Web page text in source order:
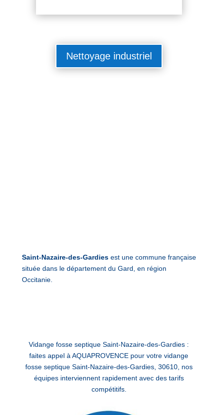
Nettoyage industriel
Saint-Nazaire-des-Gardiesest une commune française
située dans le département du Gard, en région
Occitanie.
Vidange fosse septique Saint-Nazaire-des-Gardies :
faites appel à AQUAPROVENCE pour votre vidange
fosse septique Saint-Nazaire-des-Gardies, 30610, nos
équipes interviennent rapidement avec des tarifs
compétitifs.